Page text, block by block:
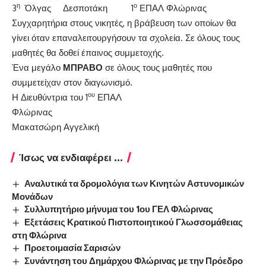
3η Όλγας Δεσποτάκη 1ο ΕΠΑΛ Φλώρινας
Συγχαρητήρια στους νικητές, η βράβευση των οποίων θα
γίνει όταν επαναλειτουργήσουν τα σχολεία. Σε όλους τους
μαθητές θα δοθεί έπαινος συμμετοχής.
Ένα μεγάλο ΜΠΡΑΒΟ σε όλους τους μαθητές που
συμμετείχαν στον διαγωνισμό.
Η Διευθύντρια του 1ου ΕΠΑΛ
Φλώρινας
Μακατσώρη Αγγελική
Ίσως να ενδιαφέρει ...
Αναλυτικά τα δρομολόγια των Κινητών Αστυνομικών
Μονάδων
Συλλυπητήριο μήνυμα του 1ου ΓΕΛ Φλώρινας
Εξετάσεις Κρατικού Πιστοποιητικού Γλωσσομάθειας
στη Φλώρινα
Προετοιμασία Σαρισών
Συνάντηση του Δημάρχου Φλώρινας με την Πρόεδρο